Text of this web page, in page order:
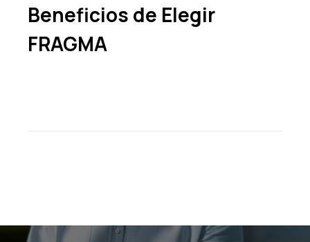
Beneficios de Elegir
FRAGMA